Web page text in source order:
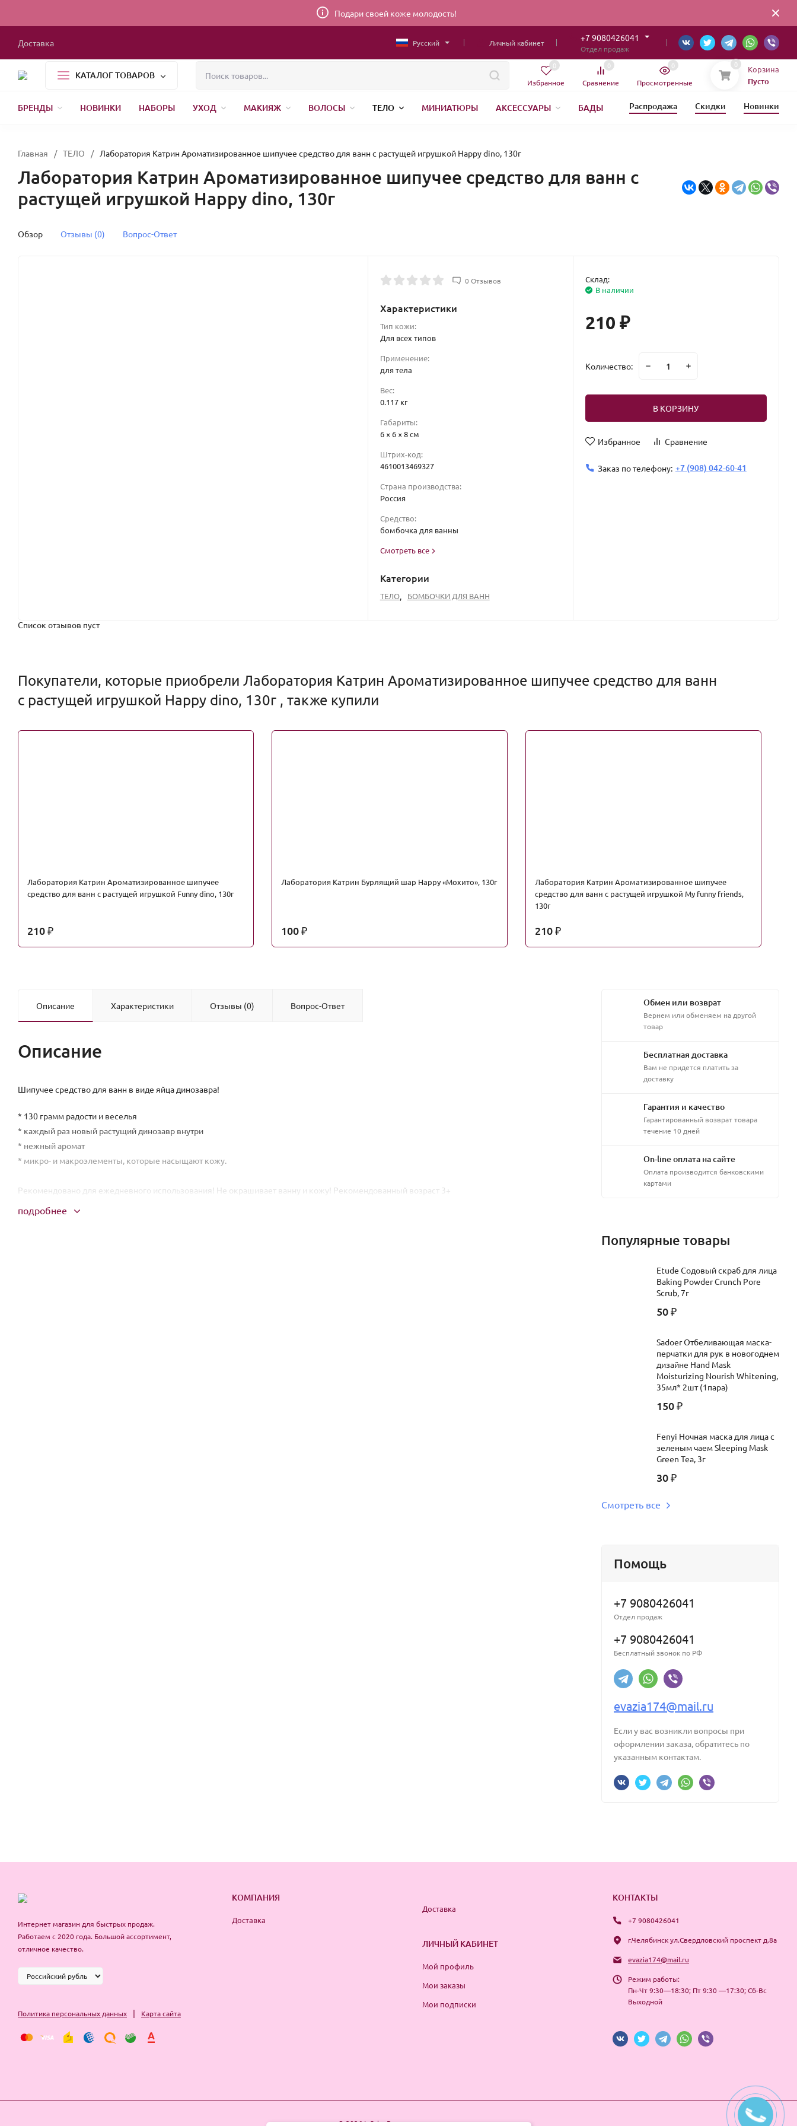
Подари своей коже молодость!
Доставка Русский Личный кабинет +7 9080426041
Отдел продаж
КАТАЛОГ ТОВАРОВ
Избранное
0
Сравнение
0
Просмотренные
0 0 Корзина
Пусто
БРЕНДЫ НОВИНКИ НАБОРЫ УХОД МАКИЯЖ ВОЛОСЫ ТЕЛО МИНИАТЮРЫ АКСЕССУАРЫ
БАДЫ
Распродажа Скидки Новинки
Главная / ТЕЛО / Лаборатория Катрин Ароматизированное шипучее средство для ванн с растущей игрушкой Happy dino, 130г
Лаборатория Катрин Ароматизированное шипучее средство для ванн с
растущей игрушкой Happy dino, 130г
Обзор Отзывы (0) Вопрос-Ответ
0 Отзывов
Характеристики
Тип кожи:
Для всех типов
Применение:
для тела
Вес:
0.117 кг
Габариты:
6 × 6 × 8 см
Штрих-код:
4610013469327
Страна производства:
Россия
Средство:
бомбочка для ванны
Смотреть все
Категории
ТЕЛО, БОМБОЧКИ ДЛЯ ВАНН
Склад:
В наличии
210 ₽
Количество:
В КОРЗИНУ
Избранное Сравнение
Заказ по телефону: +7 (908) 042-60-41
Список отзывов пуст
Покупатели, которые приобрели Лаборатория Катрин Ароматизированное шипучее средство для ванн
с растущей игрушкой Happy dino, 130г , также купили
Лаборатория Катрин Ароматизированное шипучее
средство для ванн с растущей игрушкой Funny dino, 130г
210 ₽
Лаборатория Катрин Бурлящий шар Happy «Мохито», 130г
100 ₽
Лаборатория Катрин Ароматизированное шипучее
средство для ванн с растущей игрушкой My funny friends,
130г
210 ₽
Описание Характеристики Отзывы (0) Вопрос-Ответ
Описание
Шипучее средство для ванн в виде яйца динозавра!
* 130 грамм радости и веселья
* каждый раз новый растущий динозавр внутри
* нежный аромат
* микро- и макроэлементы, которые насыщают кожу.
Рекомендовано для ежедневного использования! Не окрашивает ванну и кожу! Рекомендованный возраст 3+
Способ применения: Опустите шар в ванну с t воды 36-38° С и дайте ему полностью раствориться. Принимайте ванну 15-20 минут. Для
подробнее
Обмен или возврат
Вернем или обменяем на другой
товар
Бесплатная доставка
Вам не придется платить за
доставку
Гарантия и качество
Гарантированный возврат товара
течение 10 дней
On-line оплата на сайте
Оплата производится банковскими
картами
Популярные товары
Etude Содовый скраб для лица
Baking Powder Crunch Pore
Scrub, 7г
50 ₽
Sadoer Отбеливающая маска-
перчатки для рук в новогоднем
дизайне Hand Mask
Moisturizing Nourish Whitening,
35мл* 2шт (1пара)
150 ₽
Fenyi Ночная маска для лица с
зеленым чаем Sleeping Mask
Green Tea, 3г
30 ₽
Смотреть все
Помощь
+7 9080426041
Отдел продаж
+7 9080426041
Бесплатный звонок по РФ
evazia174@mail.ru
Если у вас возникли вопросы при
оформлении заказа, обратитесь по
указанным контактам.
Интернет магазин для быстрых продаж.
Работаем с 2020 года. Большой ассортимент,
отличное качество.
Политика персональных данных | Карта сайта
КОМПАНИЯ
Доставка
Доставка
ЛИЧНЫЙ КАБИНЕТ
Мой профиль
Мои заказы
Мои подписки
КОНТАКТЫ
+7 9080426041
г.Челябинск ул.Свердловский проспект д.8а
evazia174@mail.ru
Режим работы:
Пн-Чт 9:30—18:30; Пт 9:30 —17:30; Сб-Вс
Выходной
© 2026 InSale. Все права защищены